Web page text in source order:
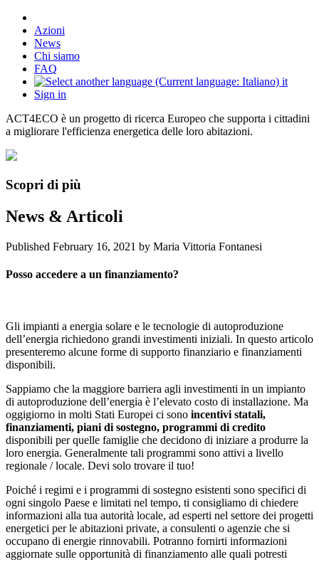
Azioni
News
Chi siamo
FAQ
it
Sign in
ACT4ECO è un progetto di ricerca Europeo che supporta i cittadini
a migliorare l'efficienza energetica delle loro abitazioni.
Scopri di più
News & Articoli
Published February 16, 2021 by Maria Vittoria Fontanesi
Posso accedere a un finanziamento?
Gli impianti a energia solare e le tecnologie di autoproduzione
dell’energia richiedono grandi investimenti iniziali. In questo articolo
presenteremo alcune forme di supporto finanziario e finanziamenti
disponibili.
Sappiamo che la maggiore barriera agli investimenti in un impianto
di autoproduzione dell’energia è l’elevato costo di installazione. Ma
oggigiorno in molti Stati Europei ci sono incentivi statali,
finanziamenti, piani di sostegno, programmi di credito
disponibili per quelle famiglie che decidono di iniziare a produrre la
loro energia. Generalmente tali programmi sono attivi a livello
regionale / locale. Devi solo trovare il tuo!
Poiché i regimi e i programmi di sostegno esistenti sono specifici di
ogni singolo Paese e limitati nel tempo, ti consigliamo di chiedere
informazioni alla tua autorità locale, ad esperti nel settore dei progetti
energetici per le abitazioni private, a consulenti o agenzie che si
occupano di energie rinnovabili. Potranno fornirti informazioni
aggiornate sulle opportunità di finanziamento alle quali potresti